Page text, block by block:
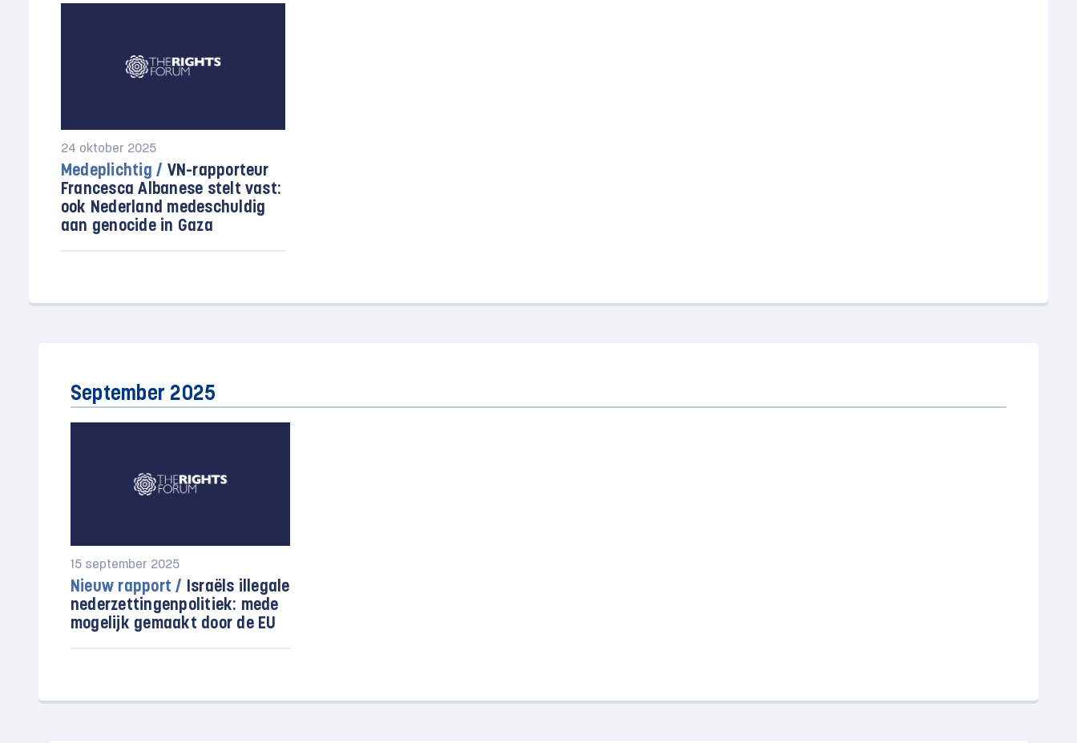
24 oktober 2025
Medeplichtig / VN-rapporteur
Francesca Albanese stelt vast:
ook Nederland medeschuldig
aan genocide in Gaza
September 2025
15 september 2025
Nieuw rapport / Israëls illegale
nederzettingenpolitiek: mede
mogelijk gemaakt door de EU